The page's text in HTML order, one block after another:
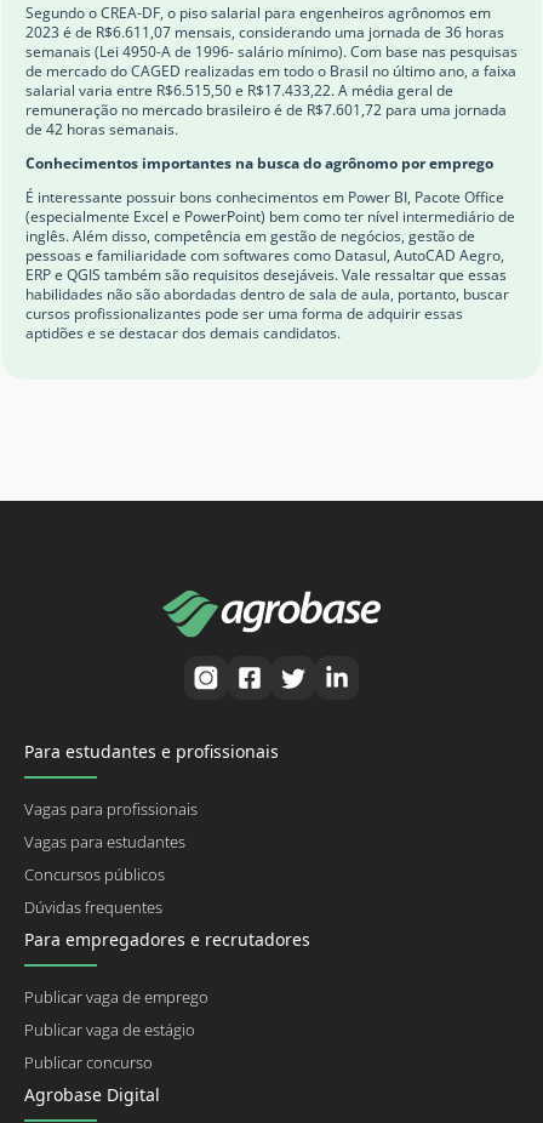
Segundo o CREA-DF, o piso salarial para engenheiros agrônomos em
2023 é de R$6.611,07 mensais, considerando uma jornada de 36 horas
semanais (Lei 4950-A de 1996- salário mínimo). Com base nas pesquisas
de mercado do CAGED realizadas em todo o Brasil no último ano, a faixa
salarial varia entre R$6.515,50 e R$17.433,22. A média geral de
remuneração no mercado brasileiro é de R$7.601,72 para uma jornada
de 42 horas semanais.
Conhecimentos importantes na busca do agrônomo por emprego
É interessante possuir bons conhecimentos em Power BI, Pacote Office
(especialmente Excel e PowerPoint) bem como ter nível intermediário de
inglês. Além disso, competência em gestão de negócios, gestão de
pessoas e familiaridade com softwares como Datasul, AutoCAD Aegro,
ERP e QGIS também são requisitos desejáveis. Vale ressaltar que essas
habilidades não são abordadas dentro de sala de aula, portanto, buscar
cursos profissionalizantes pode ser uma forma de adquirir essas
aptidões e se destacar dos demais candidatos.
Para estudantes e profissionais
Vagas para profissionais
Vagas para estudantes
Concursos públicos
Dúvidas frequentes
Para empregadores e recrutadores
Publicar vaga de emprego
Publicar vaga de estágio
Publicar concurso
Agrobase Digital